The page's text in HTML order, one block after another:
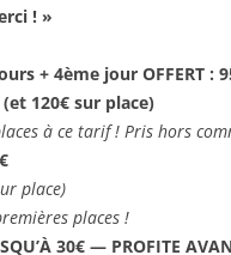
! »
+ 4ème jour OFFERT
120€ sur place)
à ce tarif ! Pris hors
place)
places !
30€ — PROFITE